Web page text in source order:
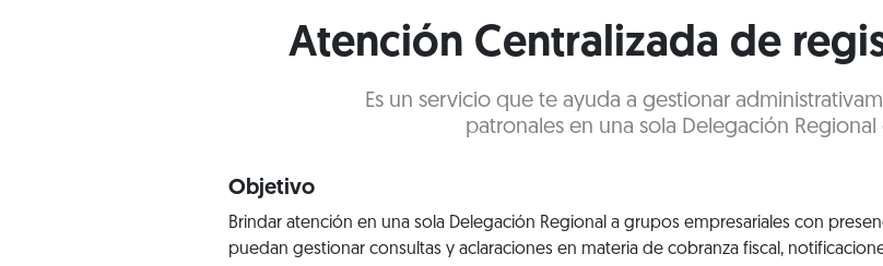
Atención Centralizada de
Es un servicio que te ayuda a gestionar
patronales en una sola Delegación
Objetivo
Brindar atención en una sola Delegación Regional a grupos empresariales con
puedan gestionar consultas y aclaraciones en materia de cobranza fiscal,